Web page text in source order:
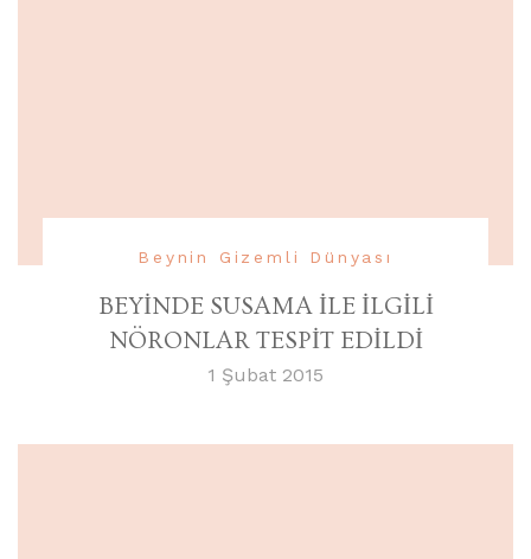
Beynin Gizemli Dünyası
BEYİNDE SUSAMA İLE İLGİLİ
NÖRONLAR TESPİT EDİLDİ
1 Şubat 2015